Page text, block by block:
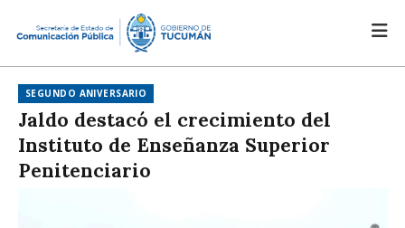
SEGUNDO ANIVERSARIO
Jaldo destacó el crecimiento del
Instituto de Enseñanza Superior
Penitenciario